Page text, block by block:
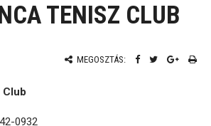
TENISZ CLUB
MEGOSZTÁS:
Club
0932